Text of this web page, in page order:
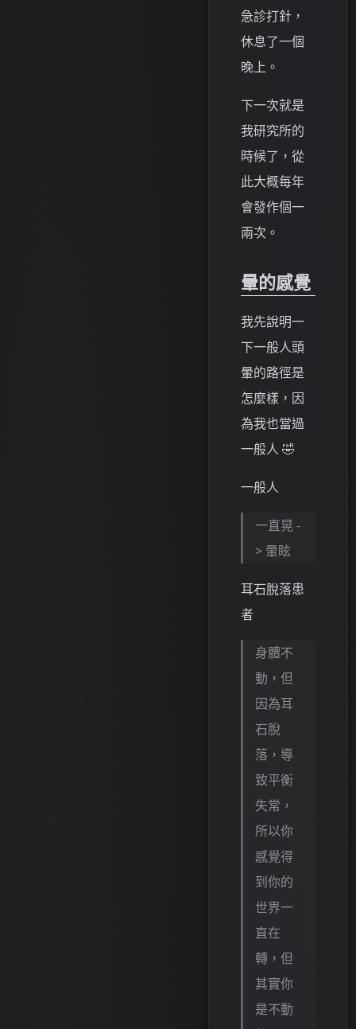
急診打針，
休息了一個
晚上。
下一次就是
我研究所的
時候了，從
此大概每年
會發作個一
兩次。
暈的感覺
我先說明一
下一般人頭
暈的路徑是
怎麼樣，因
為我也當過
一般人 🤣
一般人
一直晃 -
> 暈眩
耳石脫落患
者
身體不
動，但
因為耳
石脫
落，導
致平衡
失常，
所以你
感覺得
到你的
世界一
直在
轉，但
其實你
是不動